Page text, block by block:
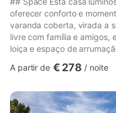
oferecer conforto e
varanda coberta, virada a
livre com família e amigos,
loiça e espaço de
encontra-se a sala de estar
dão acesso direto à
totalmente equipada,
A partir de € 278 / noite